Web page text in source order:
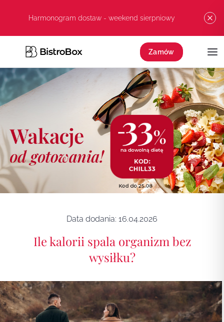
Harmonogram dostaw - weekend sierpniowy
Zamów
Data dodania: 16.04.2026
Ile kalorii spala organizm bez
wysiłku?